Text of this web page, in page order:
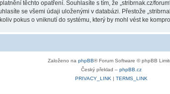
těchto opatření. Souhlasíte s tím, že „stribrnak.cz/
se všemi údaji uloženými v databázi. Přestože
pokus o vniknutí do systému, který by mohl vést ke
Založeno na phpBB® Forum Software © phpBB
Český překlad – phpBB.cz
PRIVACY_LINK | TERMS_LINK